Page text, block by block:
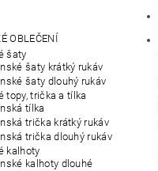
OBLEČENÍ
šaty
šaty krátký rukáv
šaty dlouhý rukáv
topy, trička a tílka
tílka
trička krátký rukáv
trička dlouhý rukáv
kalhoty
kalhoty dlouhé